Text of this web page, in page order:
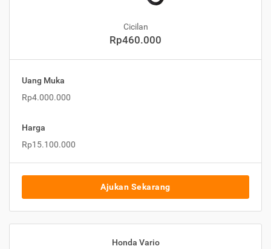
Cicilan
Rp460.000
Uang Muka
Rp4.000.000
Harga
Rp15.100.000
Ajukan Sekarang
Honda Vario